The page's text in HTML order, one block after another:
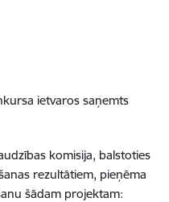
ietvaros saņemts
komisija, balstoties
rezultātiem, pieņēma
šādam projektam: